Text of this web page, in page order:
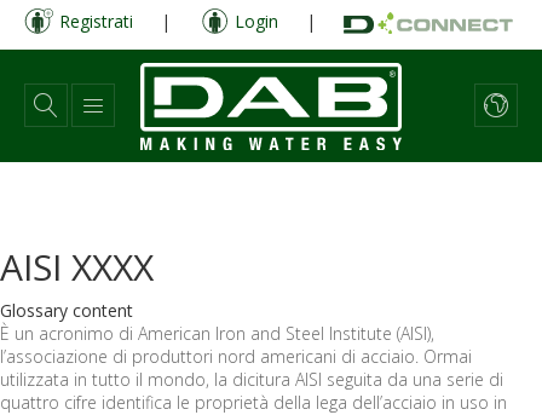
Salta
contenuto
principale
Registrati | Login |
AISI XXXX
Glossary content
È un acronimo di American Iron and Steel Institute (AISI),
l’associazione di produttori nord americani di acciaio. Ormai
utilizzata in tutto il mondo, la dicitura AISI seguita da una serie di
quattro cifre identifica le proprietà della lega dell’acciaio in uso in